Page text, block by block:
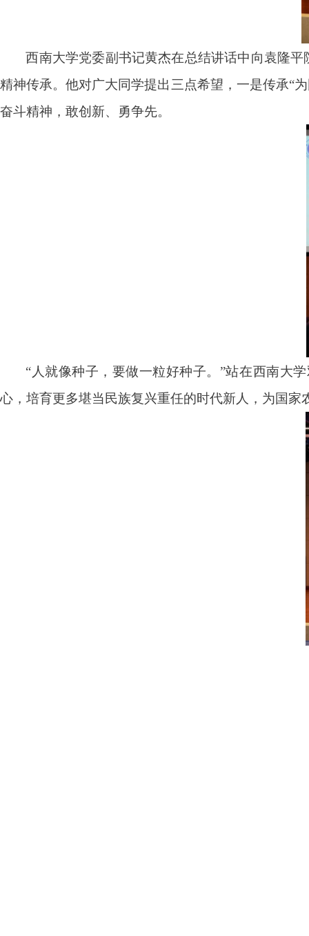
西南大学党委副书记黄杰在总结讲话中向袁隆
精神传承。他对广大同学提出三点希望 ， 一是传承“
奋斗精神，敢创新、勇争先。
“人就像种子，要做一粒好种子。 ”站在西南大
心，培育更多堪当民族复兴重任的时代新人，为国家